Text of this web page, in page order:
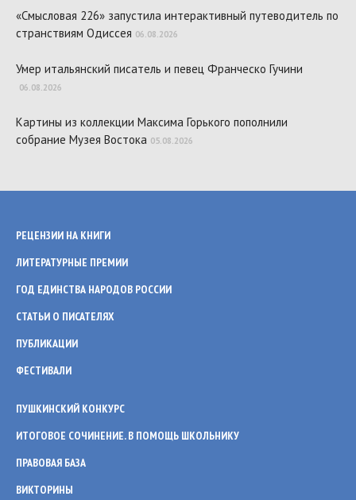
«Смысловая 226» запустила интерактивный путеводитель по
странствиям Одиссея 06.08.2026
Умер итальянский писатель и певец Франческо Гучини
06.08.2026
Картины из коллекции Максима Горького пополнили
собрание Музея Востока 05.08.2026
РЕЦЕНЗИИ НА КНИГИ
ЛИТЕРАТУРНЫЕ ПРЕМИИ
ГОД ЕДИНСТВА НАРОДОВ РОССИИ
СТАТЬИ О ПИСАТЕЛЯХ
ПУБЛИКАЦИИ
ФЕСТИВАЛИ
ПУШКИНСКИЙ КОНКУРС
ИТОГОВОЕ СОЧИНЕНИЕ. В ПОМОЩЬ ШКОЛЬНИКУ
ПРАВОВАЯ БАЗА
ВИКТОРИНЫ